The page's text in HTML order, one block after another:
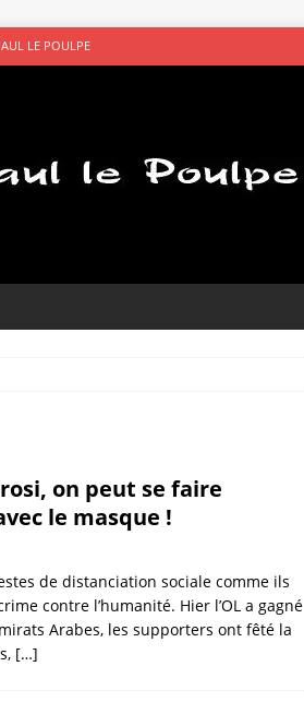
LE POULPE
PAUL LE POULPE
on peut se faire
le masque !
de distanciation sociale comme ils
contre l’humanité. Hier l’OL a gagné
Arabes, les supporters ont fêté la
[…]